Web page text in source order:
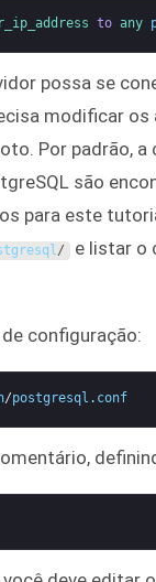
to any
possa se
modificar
Por padrão,
são
para este
/ e listar o
configuração:
/postgresql . conf